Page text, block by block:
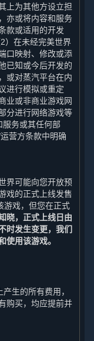
上为其他方设立担
亦或将内容和服务
款或适用的开发
）在未经完美世界
口映射、修改或添
已知或今后开发的
或对蒸汽平台在内
进行模拟或重定
业或非商业游戏网
分进行网络游戏等
服务或其任何部
营方条款中明确
界可能向您开放预
戏的正式上线发售
游戏，但您在正式
晓，正式上线日由
时发生变更，我们
使用该游戏。
生的所有费用，
购买，均应提前并